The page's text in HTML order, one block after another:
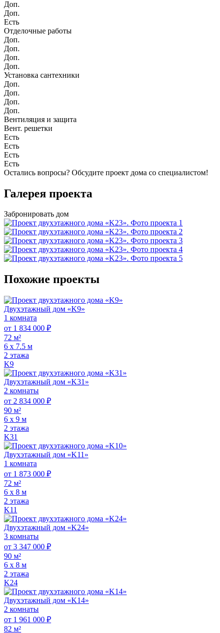
Доп.
Доп.
Есть
Отделочные работы
Доп.
Доп.
Доп.
Доп.
Установка сантехники
Доп.
Доп.
Доп.
Доп.
Вентиляция и защита
Вент. решетки
Есть
Есть
Есть
Есть
Остались вопросы? Обсудите проект дома со специалистом!
Галерея проекта
Забронировать дом
Похожие проекты
Двухэтажный дом «K9»
1 комната
от 1 834 000 ₽
72 м²
6 х 7.5 м
2 этажа
K9
Двухэтажный дом «K31»
2 комнаты
от 2 834 000 ₽
90 м²
6 х 9 м
2 этажа
K31
Двухэтажный дом «K11»
1 комната
от 1 873 000 ₽
72 м²
6 х 8 м
2 этажа
K11
Двухэтажный дом «K24»
3 комнаты
от 3 347 000 ₽
90 м²
6 х 8 м
2 этажа
K24
Двухэтажный дом «K14»
2 комнаты
от 1 961 000 ₽
82 м²